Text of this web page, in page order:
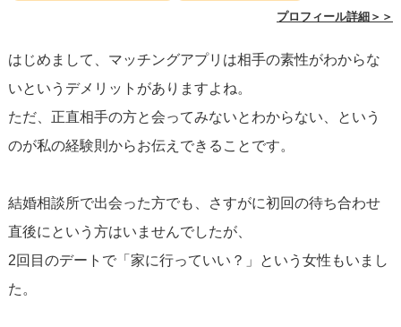
プロフィール詳細＞＞
はじめまして、マッチングアプリは相手の素性がわからな
いというデメリットがありますよね。
ただ、正直相手の方と会ってみないとわからない、という
のが私の経験則からお伝えできることです。
結婚相談所で出会った方でも、さすがに初回の待ち合わせ
直後にという方はいませんでしたが、
2回目のデートで「家に行っていい？」という女性もいまし
た。